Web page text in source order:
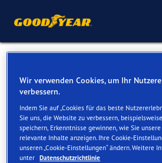
Mondeo
Wir verwenden Cookies, um Ihr
verbessern.
Indem Sie auf „Cookies für das beste
Sie uns, die Website zu verbessern,
speichern, Erkenntnisse gewinnen, wie Sie
relevante Inhalte anzeigen. Ihre Cookie-
unseren „Cookie-Einstellungen“ ändern. Weitere
unter Datenschutzrichtlinie